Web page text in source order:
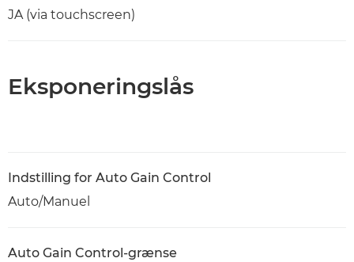
JA (via touchscreen)
Eksponeringslås
Indstilling for Auto Gain Control
Auto/Manuel
Auto Gain Control-grænse